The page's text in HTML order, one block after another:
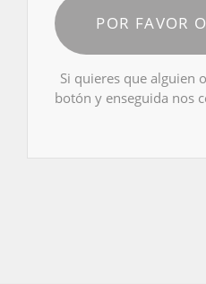
POR FAVOR
Si quieres que alguien
botón y enseguida nos